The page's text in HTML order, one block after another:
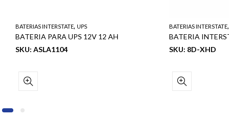
BATERIAS INTERSTATE, UPS
BATERIA PARA UPS 12V 12 AH
SKU: ASLA1104
BATERIAS INTERSTATE,
SKU: 8D-XHD